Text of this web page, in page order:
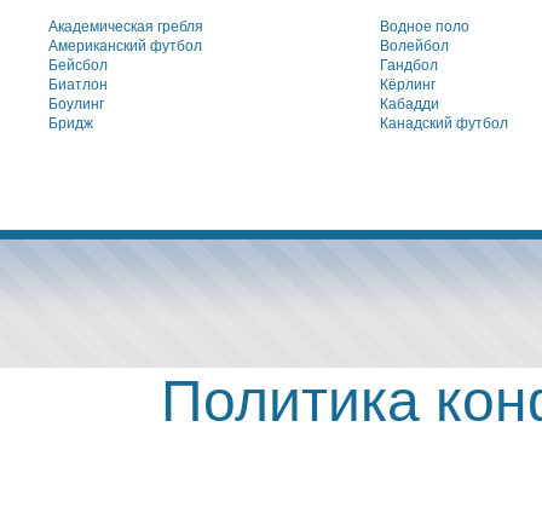
Академическая гребля
Американский футбол
Бейсбол
Биатлон
Боулинг
Бридж
Водное поло
Волейбол
Гандбол
Кёрлинг
Кабадди
Канадский футбол
Политика